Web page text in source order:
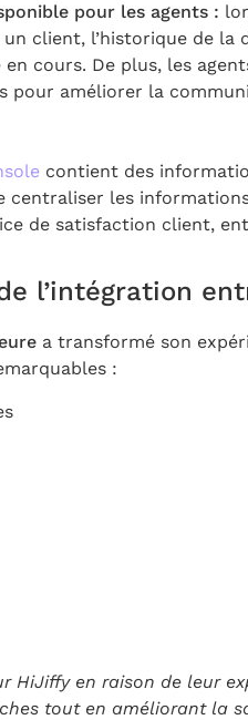
pour les agents :
client, l’historique de la
cours. De plus, les
pour améliorer la
contient des
centraliser les
de satisfaction client,
l’intégration
a transformé son
:
HiJiffy en raison de leur
tout en améliorant la